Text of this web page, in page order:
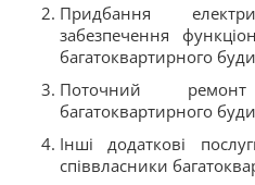
Придбання
забезпечення
багатоквартирного
Поточний
багатоквартирного
Інші додаткові
співвласники